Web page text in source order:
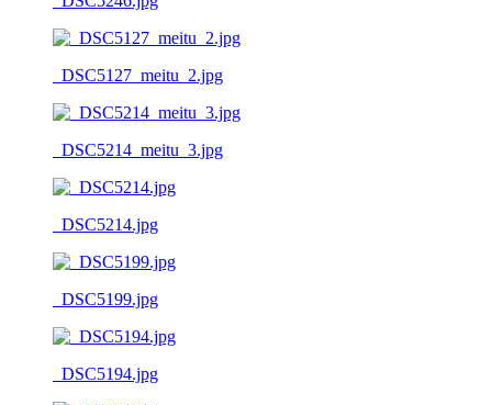
_DSC5127_meitu_2.jpg
_DSC5214_meitu_3.jpg
_DSC5214.jpg
_DSC5199.jpg
_DSC5194.jpg